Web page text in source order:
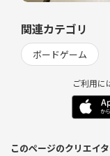
関連カテゴリ
ボードゲーム
ご利用に
このページのクリエイ